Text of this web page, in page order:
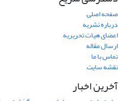
صفحه اصلی
درباره نشریه
اعضای هیات تحریریه
ارسال مقاله
تماس با ما
نقشه سایت
آخرین اخبار